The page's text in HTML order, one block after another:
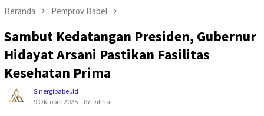
Beranda Pemprov Babel
Sambut Kedatangan Presiden, Gubernur
Hidayat Arsani Pastikan Fasilitas
Kesehatan Prima
Sinergibabel.id
9 Oktober 2025
87 Dilihat